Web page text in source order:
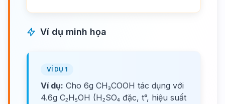
Ví dụ minh họa
VÍ DỤ 1
Ví dụ: Cho 6g CH₃COOH tác dụng với
4.6g C₂H₅OH (H₂SO₄ đặc, t°, hiệu suất